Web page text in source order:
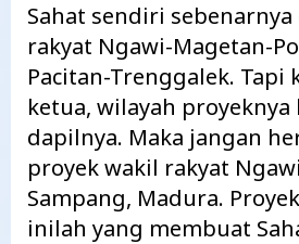
Sahat sendiri
rakyat Ngawi-Magetan-
Pacitan-Trenggalek. Tapi
ketua, wilayah
dapilnya. Maka jangan
proyek wakil rakyat
Sampang, Madura.
inilah yang membuat